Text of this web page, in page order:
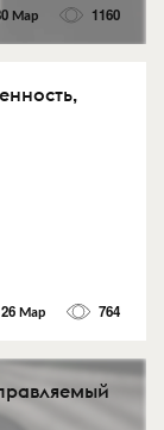
Мар 1160
26 Мар 764